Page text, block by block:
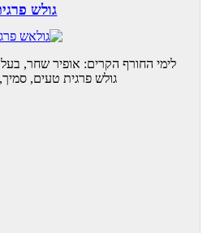
גולש
לימי החורף הקרים: אופיר שחר,
גולש פרגית טעים,